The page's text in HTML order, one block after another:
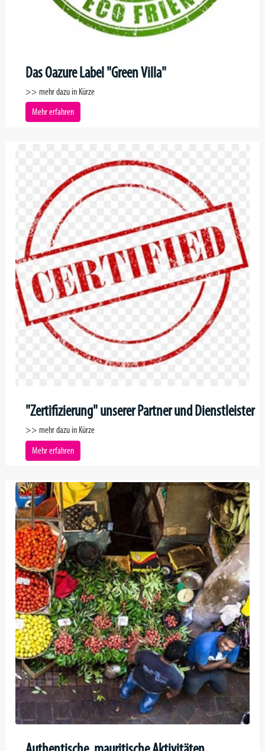
Das Oazure Label "Green Villa"
>> mehr dazu in Kürze
Mehr erfahren
"Zertifizierung" unserer Partner und Dienstleister
>> mehr dazu in Kürze
Mehr erfahren